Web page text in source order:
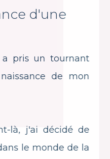
d'une
un tournant
de mon
j'ai décidé de
le monde de la